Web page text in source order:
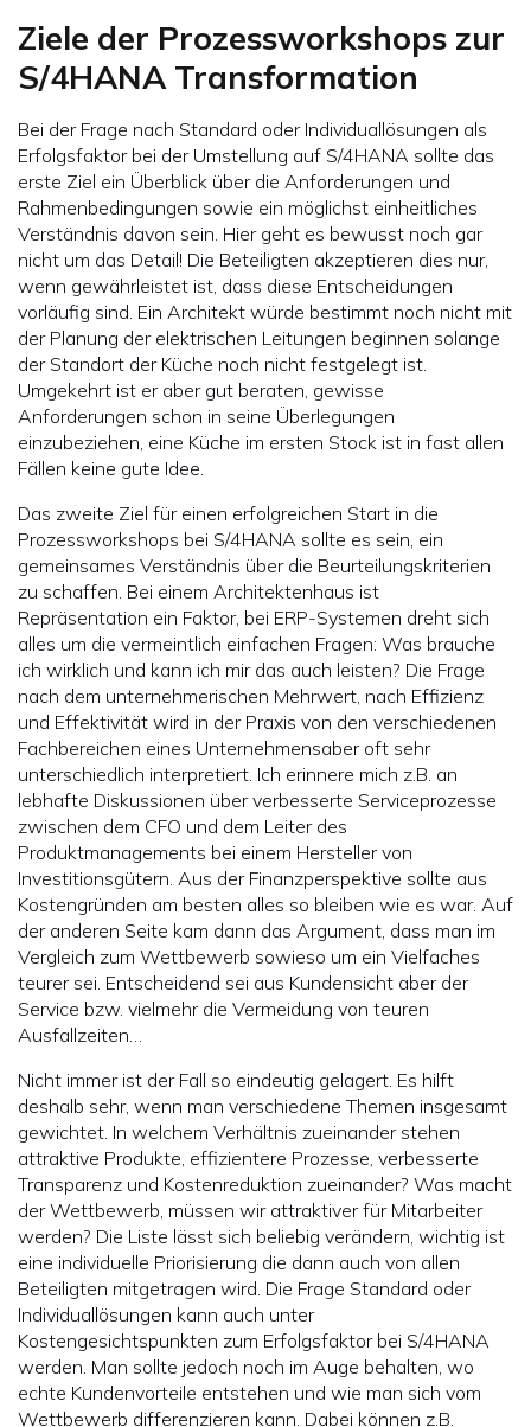
Ziele der Prozessworkshops zur
S/4HANA Transformation
Bei der Frage nach Standard oder Individuallösungen als
Erfolgsfaktor bei der Umstellung auf S/4HANA sollte das
erste Ziel ein Überblick über die Anforderungen und
Rahmenbedingungen sowie ein möglichst einheitliches
Verständnis davon sein. Hier geht es bewusst noch gar
nicht um das Detail! Die Beteiligten akzeptieren dies nur,
wenn gewährleistet ist, dass diese Entscheidungen
vorläufig sind. Ein Architekt würde bestimmt noch nicht mit
der Planung der elektrischen Leitungen beginnen solange
der Standort der Küche noch nicht festgelegt ist.
Umgekehrt ist er aber gut beraten, gewisse
Anforderungen schon in seine Überlegungen
einzubeziehen, eine Küche im ersten Stock ist in fast allen
Fällen keine gute Idee.
Das zweite Ziel für einen erfolgreichen Start in die
Prozessworkshops bei S/4HANA sollte es sein, ein
gemeinsames Verständnis über die Beurteilungskriterien
zu schaffen. Bei einem Architektenhaus ist
Repräsentation ein Faktor, bei ERP-Systemen dreht sich
alles um die vermeintlich einfachen Fragen: Was brauche
ich wirklich und kann ich mir das auch leisten? Die Frage
nach dem unternehmerischen Mehrwert, nach Effizienz
und Effektivität wird in der Praxis von den verschiedenen
Fachbereichen eines Unternehmensaber oft sehr
unterschiedlich interpretiert. Ich erinnere mich z.B. an
lebhafte Diskussionen über verbesserte Serviceprozesse
zwischen dem CFO und dem Leiter des
Produktmanagements bei einem Hersteller von
Investitionsgütern. Aus der Finanzperspektive sollte aus
Kostengründen am besten alles so bleiben wie es war. Auf
der anderen Seite kam dann das Argument, dass man im
Vergleich zum Wettbewerb sowieso um ein Vielfaches
teurer sei. Entscheidend sei aus Kundensicht aber der
Service bzw. vielmehr die Vermeidung von teuren
Ausfallzeiten…
Nicht immer ist der Fall so eindeutig gelagert. Es hilft
deshalb sehr, wenn man verschiedene Themen insgesamt
gewichtet. In welchem Verhältnis zueinander stehen
attraktive Produkte, effizientere Prozesse, verbesserte
Transparenz und Kostenreduktion zueinander? Was macht
der Wettbewerb, müssen wir attraktiver für Mitarbeiter
werden? Die Liste lässt sich beliebig verändern, wichtig ist
eine individuelle Priorisierung die dann auch von allen
Beteiligten mitgetragen wird. Die Frage Standard oder
Individuallösungen kann auch unter
Kostengesichtspunkten zum Erfolgsfaktor bei S/4HANA
werden. Man sollte jedoch noch im Auge behalten, wo
echte Kundenvorteile entstehen und wie man sich vom
Wettbewerb differenzieren kann. Dabei können z.B.